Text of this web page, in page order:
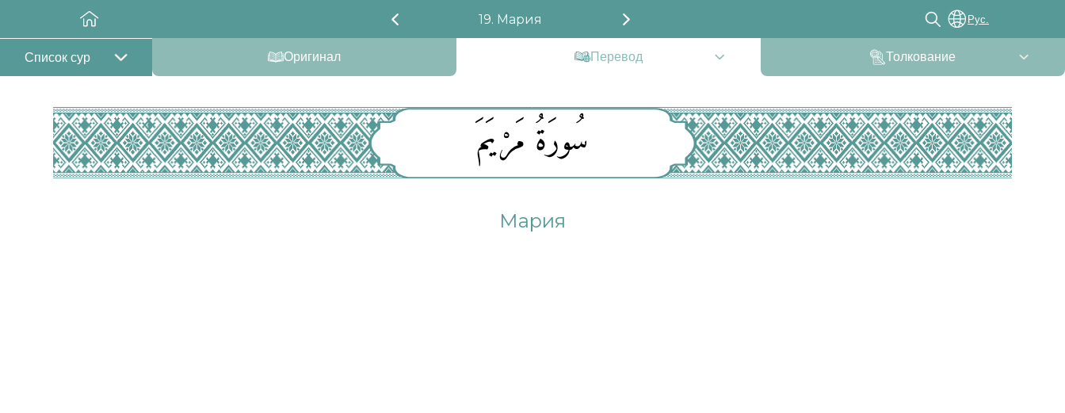
19. Мария Рус.
Список сур Оригинал Перевод Толкование
سُورَةُ مَرْيَمَ
Мария